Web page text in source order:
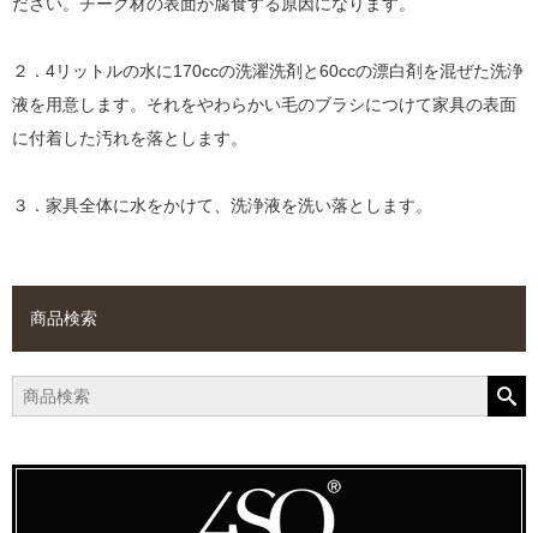
２．4リットルの水に170ccの洗濯洗剤と60ccの漂白剤を混ぜた洗浄
液を用意します。それをやわらかい毛のブラシにつけて家具の表面
に付着した汚れを落とします。
３．家具全体に水をかけて、洗浄液を洗い落とします。
商品検索